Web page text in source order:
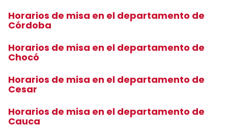
Horarios de misa en el departamento de
Córdoba
Horarios de misa en el departamento de
Chocó
Horarios de misa en el departamento de
Cesar
Horarios de misa en el departamento de
Cauca